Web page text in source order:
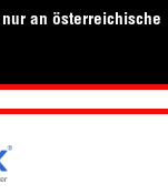
nur an österreichische